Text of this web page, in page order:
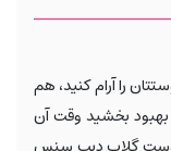
را آرام کنید، هم
بخشید وقت آن